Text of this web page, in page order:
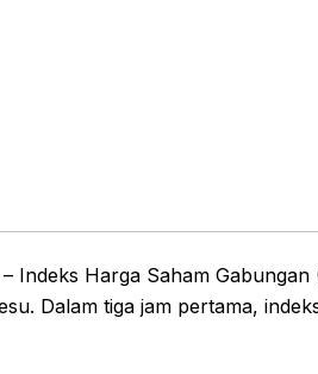
– Indeks Harga Saham
Dalam tiga jam pertama,